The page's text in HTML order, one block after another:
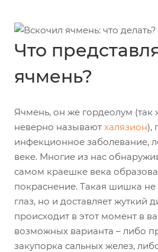
Что
ячмень?
Ячмень, он же гордеолум (так
неверно называют халязион),
инфекционное заболевание,
веке. Многие из нас
самом краешке века
покраснение. Такая шишка не
глаз, но и доставляет жуткий
происходит в этот момент в
возможных варианта – либо
закупорка сальных желез,